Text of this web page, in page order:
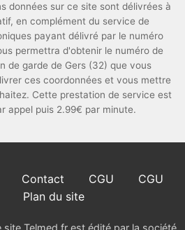
données sur ce site sont délivrées à
en complément du service de
payant délivré par le numéro
permettra d'obtenir le numéro de
de garde de Gers (32) que vous
ces coordonnées et vous mettre
Cette prestation de service est
appel puis 2.99€ par minute.
Contact CGU
CGU
Plan du site
Telmed.fr est édité par la société